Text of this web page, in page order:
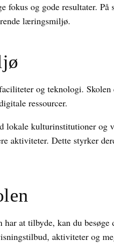
fokus og gode resultater.
læringsmiljø.
og teknologi.
ressourcer.
lokale kulturinstitutioner og
aktiviteter. Dette styrker
at tilbyde, kan du besøge
aktiviteter og